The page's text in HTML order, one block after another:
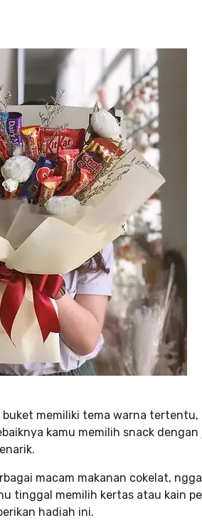
memiliki tema warna tertentu,
kamu memilih snack dengan
macam makanan cokelat,
tinggal memilih kertas atau kain
hadiah ini.